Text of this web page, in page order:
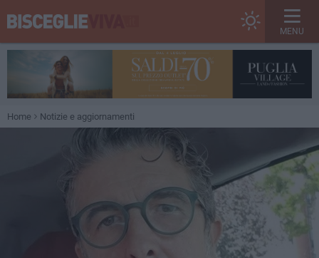
MENU
Home Notizie e aggiornamenti